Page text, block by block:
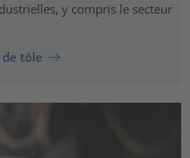
y compris le secteur
tôle